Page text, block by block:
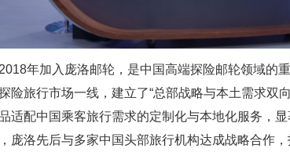
年加入庞洛邮轮，是中国高端探险邮轮领域的
险旅行市场一线，建立了“总部战略与本土需求双
适配中国乘客旅行需求的定制化与本地化服务，
庞洛先后与多家中国头部旅行机构达成战略合作